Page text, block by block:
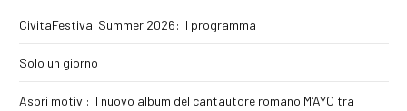
CivitaFestival Summer 2026: il programma
Solo un giorno
Aspri motivi: il nuovo album del cantautore romano M’AYO tra